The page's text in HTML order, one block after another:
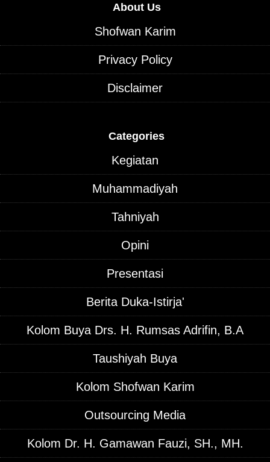
About Us
Shofwan Karim
Privacy Policy
Disclaimer
Categories
Kegiatan
Muhammadiyah
Tahniyah
Opini
Presentasi
Berita Duka-Istirja'
Kolom Buya Drs. H. Rumsas Adrifin, B.A
Taushiyah Buya
Kolom Shofwan Karim
Outsourcing Media
Kolom Dr. H. Gamawan Fauzi, SH., MH.